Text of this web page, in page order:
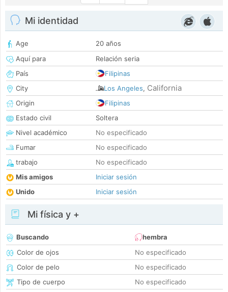
Mi identidad
Age
20 años
Aquí para
Relación seria
País
Filipinas
City
Los Angeles, California
Origin
Filipinas
Estado civil
Soltera
Nivel académico
No especificado
Fumar
No especificado
trabajo
No especificado
Mis amigos
Iniciar sesión
Unido
Iniciar sesión
Mi física y +
Buscando
hembra
Color de ojos
No especificado
Color de pelo
No especificado
Tipo de cuerpo
No especificado